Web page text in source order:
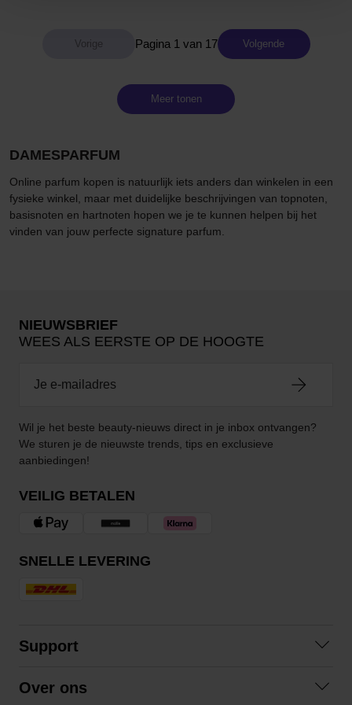
Pagina 1 van 17 Volgende
Meer tonen
DAMESPARFUM
Online parfum kopen is natuurlijk iets anders dan winkelen in een
fysieke winkel, maar met duidelijke beschrijvingen van topnoten,
basisnoten en hartnoten hopen we je te kunnen helpen bij het
vinden van jouw perfecte signature parfum.
NIEUWSBRIEF
WEES ALS EERSTE OP DE HOOGTE
Wil je het beste beauty-nieuws direct in je inbox ontvangen?
We sturen je de nieuwste trends, tips en exclusieve
aanbiedingen!
VEILIG BETALEN
SNELLE LEVERING
Support
Over ons